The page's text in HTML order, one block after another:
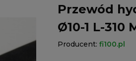
Przewód
Ø10-1 L-310
Producent: fi100.pl